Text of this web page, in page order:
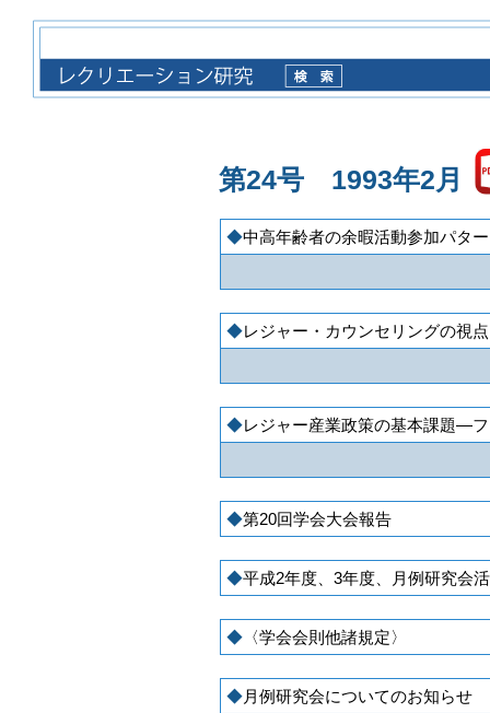
第24号 1993年2月
中高年齢者の余暇活動参加パタ
レジャー・カウンセリングの視
レジャー産業政策の基本課題―
第20回学会大会報告
平成2年度、3年度、月例研究会
〈学会会則他諸規定〉
月例研究会についてのお知らせ